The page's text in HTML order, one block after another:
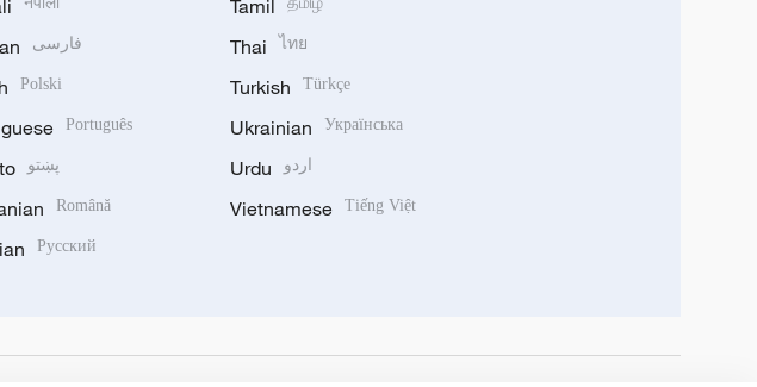
فارسی
Polski
Português
پښتو
Română
Русский
Tamil
Thai ไทย
Turkish Türkçe
Ukrainian Українська
Urdu اردو
Vietnamese Tiếng Việt